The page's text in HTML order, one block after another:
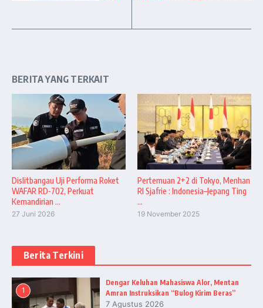
BERITA YANG TERKAIT
Dislitbangau Uji Performa Roket
WAFAR RD-702, Perkuat
Kemandirian ...
27 Juni 2026
Pertemuan 2+2 di Tokyo, Menhan
RI Sjafrie : Indonesia–Jepang Ting
...
19 November 2025
Berita Terkini
1
Dengar Keluhan Mahasiswa Alor, Mentan
Amran Instruksikan “Bulog Kirim Beras”
7 Agustus 2026